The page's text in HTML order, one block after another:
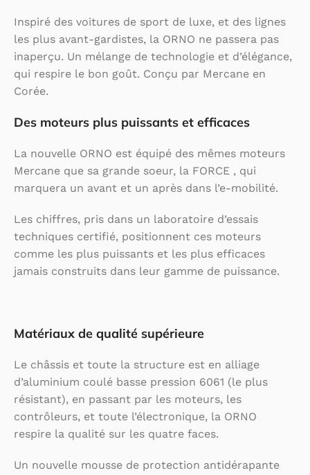
Inspiré des voitures de sport de luxe, et des lignes
les plus avant-gardistes, la ORNO ne passera pas
inaperçu. Un mélange de technologie et d’élégance,
qui respire le bon goût. Conçu par Mercane en
Corée.
Des moteurs plus puissants et efficaces
La nouvelle ORNO est équipé des mêmes moteurs
Mercane que sa grande soeur, la FORCE , qui
marquera un avant et un après dans l’e-mobilité.
Les chiffres, pris dans un laboratoire d’essais
techniques certifié, positionnent ces moteurs
comme les plus puissants et les plus efficaces
jamais construits dans leur gamme de puissance.
Matériaux de qualité supérieure
Le châssis et toute la structure est en alliage
d’aluminium coulé basse pression 6061 (le plus
résistant), en passant par les moteurs, les
contrôleurs, et toute l’électronique, la ORNO
respire la qualité sur les quatre faces.
Un nouvelle mousse de protection antidérapante